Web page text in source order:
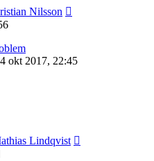
Nilsson
okt 2017, 22:45
Lindqvist